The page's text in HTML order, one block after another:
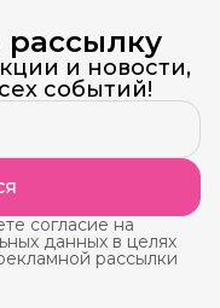
и новости,
событий!
согласие на
данных в целях
рассылки